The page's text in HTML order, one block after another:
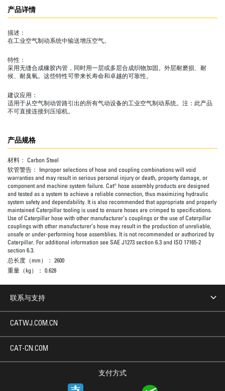
产品详情
描述：
在工业空气制动系统中输送增压空气。
特性：
采用无缝合成橡胶内管，同时用一层或多层合成织物加固。外层耐磨损、耐
候、耐臭氧。这些特性可带来长寿命和卓越的可靠性。
建议应用：
适用于从空气制动管路引出的所有气动设备的工业空气制动系统。注：此产品
不可直接连接到压缩机。
产品规格
材料： Carbon Steel
软管警告： Improper selections of hose and coupling combinations will void
warranties and may result in serious personal injury or death, property damage, or
component and machine system failure. Cat® hose assembly products are designed
and tested as a system to achieve a reliable connection, thus maximizing hydraulic
system safety and dependability. It is also recommended that appropriate and properly
maintained Caterpillar tooling is used to ensure hoses are crimped to specifications.
Use of Caterpillar hose with other manufacturer’s couplings or the use of Caterpillar
couplings with other manufacturer’s hose may result in the production of unreliable,
unsafe or under-performing hose assemblies. It is not recommended or authorized by
Caterpillar. For additional information see SAE J1273 section 6.3 and ISO 17165-2
section 6.3.
总长度（mm）： 2600
重量（kg）： 0.628
联系与支持
支付方式
CATWJ.COM.CN
CAT-CN.COM